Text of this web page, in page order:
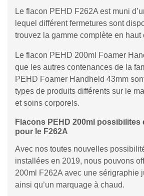
Le flacon PEHD F262A est muni
lequel différent fermetures sont
trouvez la gamme complète en haut
Le flacon PEHD 200ml Foamer
que les autres contenances de la
PEHD Foamer Handheld 43mm
types de produits différents sur le
et soins corporels.
Flacons PEHD 200ml possibilites
pour le F262A
Avec nos toutes nouvelles
installées en 2019, nous pouvons
200ml F262A avec une sérigraphie
ainsi qu’un marquage à chaud.